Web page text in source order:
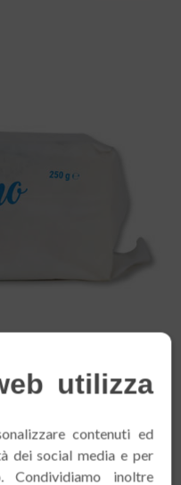
burro in panetti nei
Dettagli »
utilizza
contenuti ed
dei social media e per
Condividiamo inoltre